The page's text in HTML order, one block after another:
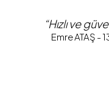
“Hızlı ve
Emre ATAŞ -